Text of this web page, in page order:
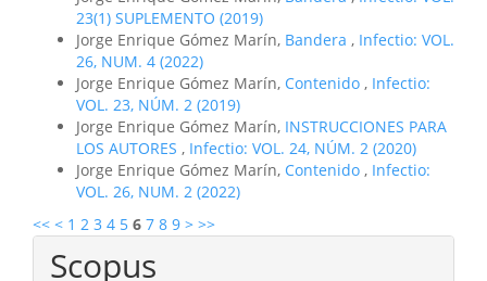
23(1) SUPLEMENTO (2019)
Jorge Enrique Gómez Marín, Bandera , Infectio: VOL.
26, NUM. 4 (2022)
Jorge Enrique Gómez Marín, Contenido , Infectio:
VOL. 23, NÚM. 2 (2019)
Jorge Enrique Gómez Marín, INSTRUCCIONES PARA
LOS AUTORES , Infectio: VOL. 24, NÚM. 2 (2020)
Jorge Enrique Gómez Marín, Contenido , Infectio:
VOL. 26, NUM. 2 (2022)
<< < 1 2 3 4 5 6 7 8 9 > >>
Scopus